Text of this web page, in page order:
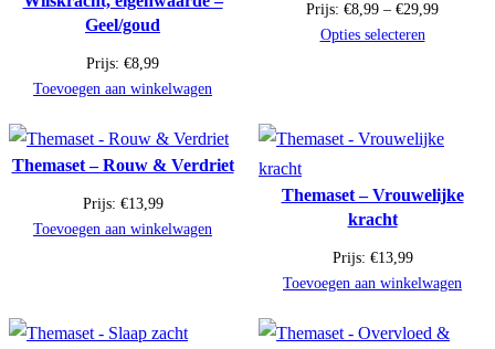
Geel/goud
Prijs: €8,99
Toevoegen aan winkelwagen
Prijs: €8,99 – €29,99
Opties selecteren
Themaset – Rouw & Verdriet
Prijs: €13,99
Toevoegen aan winkelwagen
Themaset – Vrouwelijke
kracht
Prijs: €13,99
Toevoegen aan winkelwagen